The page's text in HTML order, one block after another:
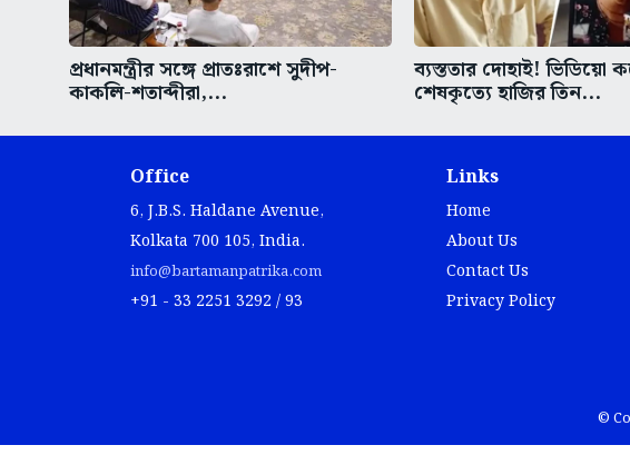
প্রধানমন্ত্রীর সঙ্গে প্রাতঃরাশে সুদীপ-
কাকলি-শতাব্দীরা,...
ব্যস্ততার দোহাই! ভিডিয়ো
শেষকৃত্যে হাজির তিন...
Office
6, J.B.S. Haldane Avenue,
Kolkata 700 105, India.
info@bartamanpatrika.com
+91 - 33 2251 3292 / 93
Links
Home
About Us
Contact Us
Privacy Policy
©